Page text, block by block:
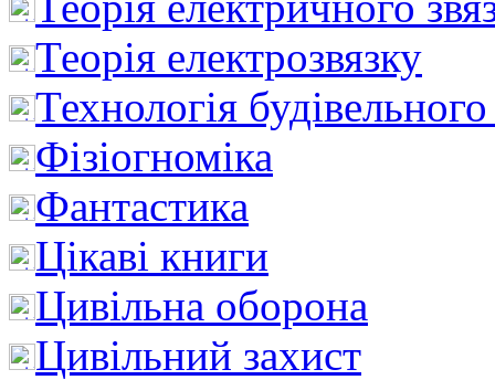
Теорія електрозвязку
Технологія
Фізіогноміка
Фантастика
Цікаві книги
Цивільна оборона
Цивільний захист